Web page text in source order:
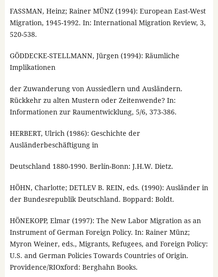
FASSMAN, Heinz; Rainer MÜNZ (1994): European East-West
Migration, 1945-1992. In: International Migration Review, 3,
520-538.
GÖDDECKE-STELLMANN, Jürgen (1994): Räumliche
Implikationen
der Zuwanderung von Aussiedlern und Ausländern.
Rückkehr zu alten Mustern oder Zeitenwende? In:
Informationen zur Raumentwicklung, 5/6, 373-386.
HERBERT, Ulrich (1986): Geschichte der
Ausländerbeschäftigung in
Deutschland 1880-1990. Berlín-Bonn: J.H.W. Dietz.
HÖHN, Charlotte; DETLEV B. REIN, eds. (1990): Ausländer in
der Bundesrepublik Deutschland. Boppard: Boldt.
HÖNEKOPP, Elmar (1997): The New Labor Migration as an
Instrument of German Foreign Policy. In: Rainer Münz;
Myron Weiner, eds., Migrants, Refugees, and Foreign Policy:
U.S. and German Policies Towards Countries of Origin.
Providence/RIOxford: Berghahn Books.